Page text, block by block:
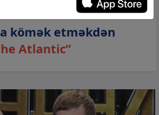
kömək etməkdən
Atlantic”